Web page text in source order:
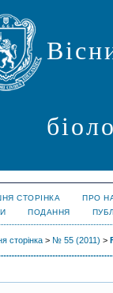
СТОРІНКА ПРО
ПОДАННЯ
сторінка > № 55 (2011) >